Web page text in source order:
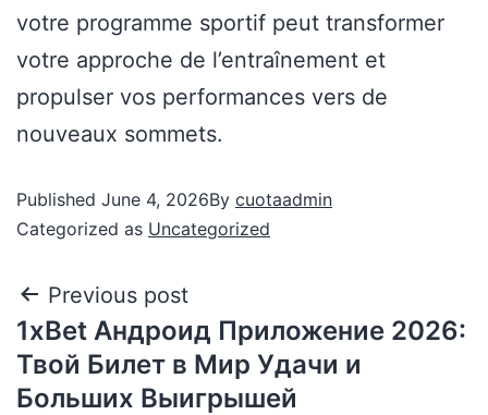
votre programme sportif peut transformer
votre approche de l’entraînement et
propulser vos performances vers de
nouveaux sommets.
Published June 4, 2026By cuotaadmin
Categorized as Uncategorized
Previous post
1xBet Андроид Приложение 2026:
Твой Билет в Мир Удачи и
Больших Выигрышей